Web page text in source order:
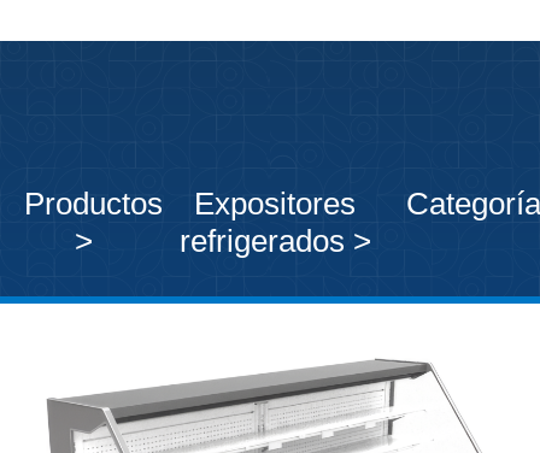
Productos
>
Expositores
refrigerados >